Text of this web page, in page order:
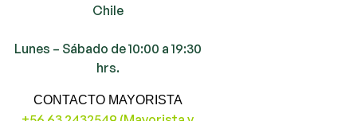
Chile
Lunes – Sábado de 10:00 a 19:30
hrs.
CONTACTO MAYORISTA